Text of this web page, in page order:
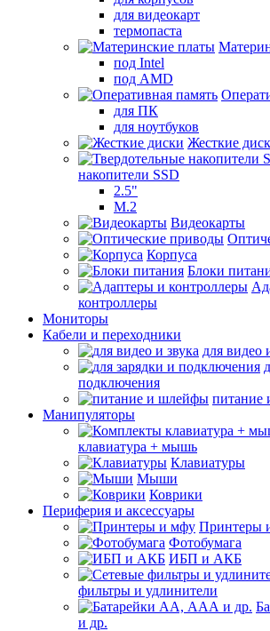
для видеокарт
термопаста
под Intel
под AMD
для ПК
для ноутбуков
Жесткие
накопители SSD
2.5"
M.2
Видеокарты
Корпуса
Блоки
контроллеры
Мониторы
Кабели и переходники
для видео
подключения
Манипуляторы
клавиатура + мышь
Клавиатуры
Мыши
Коврики
Периферия и аксессуары
Принтеры
Фотобумага
ИБП и АКБ
фильтры и удлинители
и др.